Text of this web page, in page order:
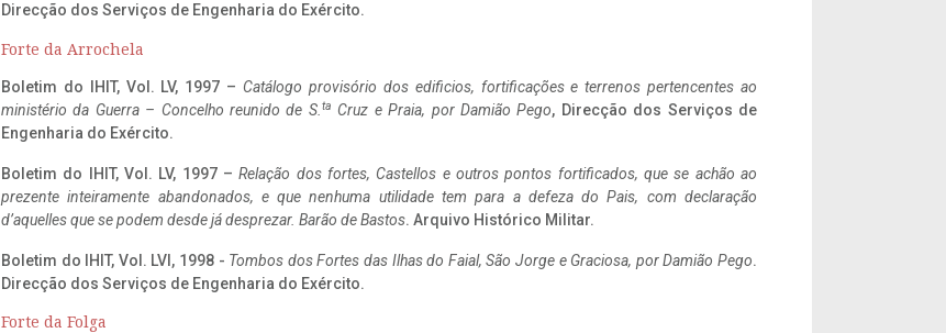
Direcção dos Serviços de Engenharia do Exército.
Forte da Arrochela
Boletim do IHIT, Vol. LV, 1997 – Catálogo provisório dos edificios, fortificações e terrenos pertencentes ao
ministério da Guerra – Concelho reunido de S. ta Cruz e Praia, por Damião Pego, Direcção dos Serviços de
Engenharia do Exército.
Boletim do IHIT, Vol. LV, 1997 –Relação dos fortes, Castellos e outros pontos fortificados, que se achão ao
prezente inteiramente abandonados, e que nenhuma utilidade tem para a defeza do Pais, com declaração
d’aquelles que se podem desde já desprezar. Barão de Bastos. Arquivo Histórico Militar.
Boletim do IHIT, Vol. LVI, 1998 - Tombos dos Fortes das Ilhas do Faial, São Jorge e Graciosa, por Damião Pego.
Direcção dos Serviços de Engenharia do Exército.
Forte da Folga